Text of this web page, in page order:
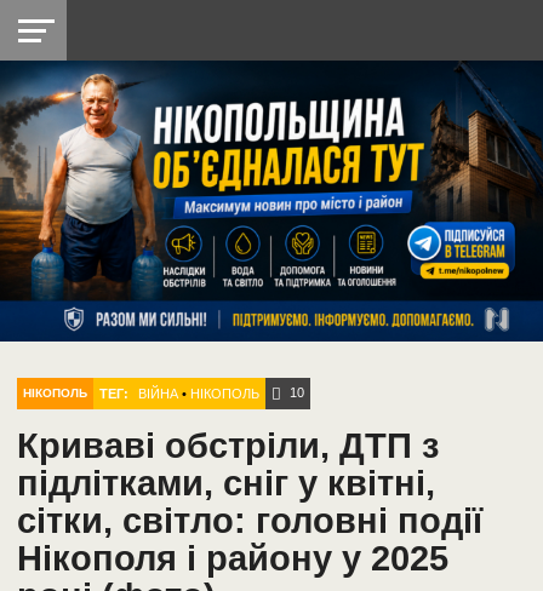
НІКОПОЛЬ
РАЙОН
СІЧЕСЛАВСЬКА
УКРАЇНА
РЕТРО
НІКОПОЛЬ
ЛАЙТ
УКРАЇНА
ДОПОМОГА
РАДІО
НІКОПОЛЬ ТЕГ: ВІЙНА •НІКОПОЛЬ 10
Криваві обстріли, ДТП з
підлітками, сніг у квітні,
сітки, світло: головні події
Нікополя і району у 2025